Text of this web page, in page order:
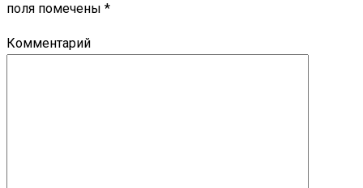
поля помечены *
Комментарий